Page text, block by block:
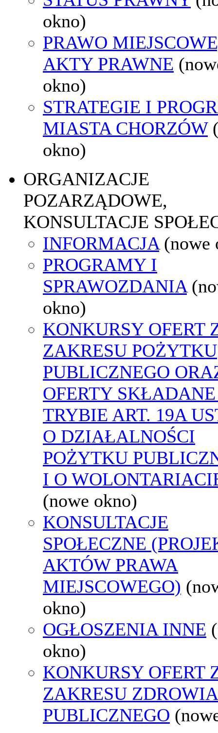
okno)
PRAWO
AKTY PRAWNE
okno)
STRATEGIE I
MIASTA CHORZÓW
okno)
ORGANIZACJE
POZARZĄDOWE,
KONSULTACJE
INFORMACJA (nowe
PROGRAMY I
SPRAWOZDANIA
okno)
KONKURSY OFERT
ZAKRESU POŻYTKU
PUBLICZNEGO
OFERTY
TRYBIE ART. 19A
O DZIAŁALNOŚCI
POŻYTKU
I O
(nowe okno)
KONSULTACJE
SPOŁECZNE
AKTÓW PRAWA
MIEJSCOWEGO)
okno)
OGŁOSZENIA INNE
okno)
KONKURSY OFERT
ZAKRESU ZDROWIA
PUBLICZNEGO